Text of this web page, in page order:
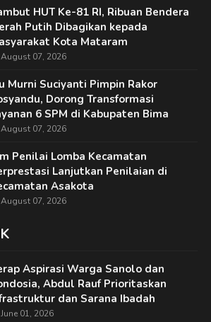
HUT Ke-81 RI, Ribuan Bendera
Putih Dibagikan kepada
Kota Mataram
August 07, 2026
Murni Suciyanti Pimpin Rakor
Dorong Transformasi
6 SPM di Kabupaten Bima
August 07, 2026
Penilai Lomba Kecamatan
Lanjutkan Penilaian di
Asakota
August 07, 2026
Aspirasi Warga Sanolo dan
Abdul Rauf Prioritaskan
dan Sarana Ibadah
June 01, 2026